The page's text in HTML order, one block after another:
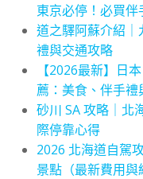
東京必停！必買
道之驛阿蘇介紹
禮與交通攻略
【2026最新】日
薦：美食、伴手禮
砂川 SA 攻略｜北
際停靠心得
2026 北海道自駕
景點（最新費用與